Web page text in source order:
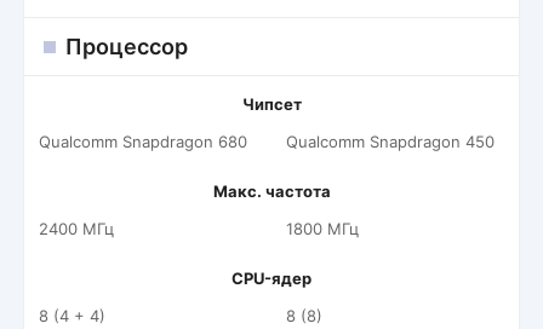
Процессор
Чипсет
Qualcomm Snapdragon 680
Qualcomm Snapdragon 450
Макс. частота
2400 МГц
1800 МГц
CPU-ядер
8 (4 + 4)
8 (8)